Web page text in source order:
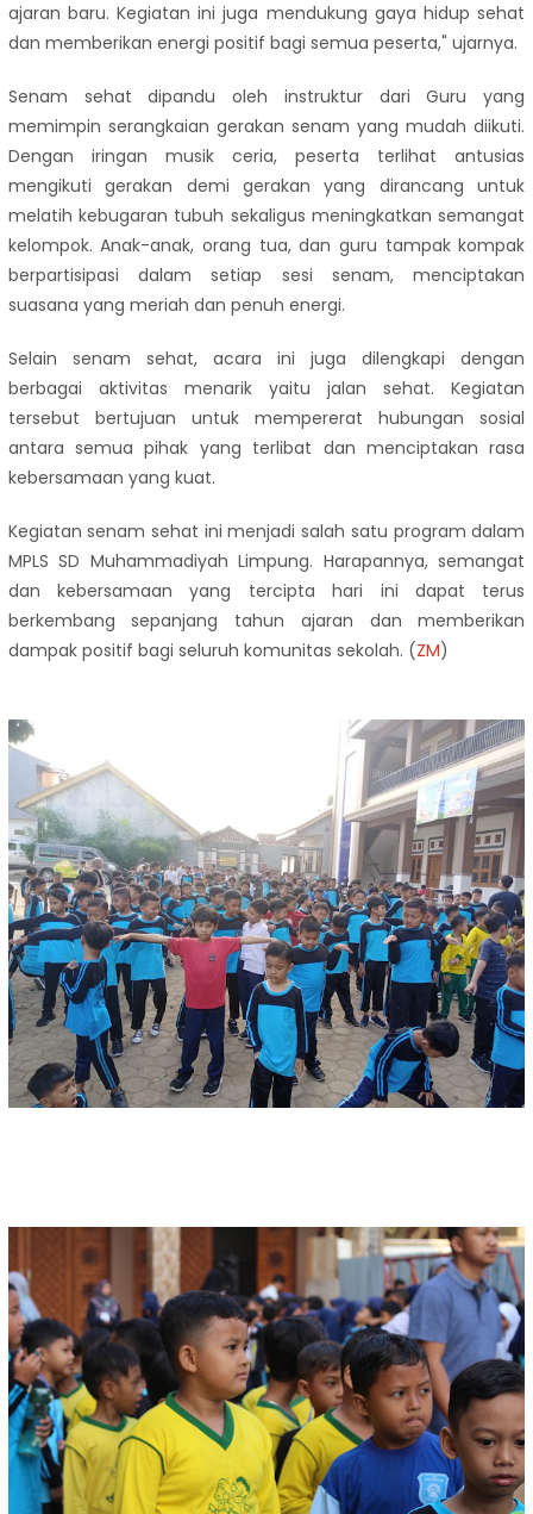
ajaran baru. Kegiatan ini juga mendukung gaya hidup sehat
dan memberikan energi positif bagi semua peserta," ujarnya.
Senam sehat dipandu oleh instruktur dari Guru yang
memimpin serangkaian gerakan senam yang mudah diikuti.
Dengan iringan musik ceria, peserta terlihat antusias
mengikuti gerakan demi gerakan yang dirancang untuk
melatih kebugaran tubuh sekaligus meningkatkan semangat
kelompok. Anak-anak, orang tua, dan guru tampak kompak
berpartisipasi dalam setiap sesi senam, menciptakan
suasana yang meriah dan penuh energi.
Selain senam sehat, acara ini juga dilengkapi dengan
berbagai aktivitas menarik yaitu jalan sehat. Kegiatan
tersebut bertujuan untuk mempererat hubungan sosial
antara semua pihak yang terlibat dan menciptakan rasa
kebersamaan yang kuat.
Kegiatan senam sehat ini menjadi salah satu program dalam
MPLS SD Muhammadiyah Limpung. Harapannya, semangat
dan kebersamaan yang tercipta hari ini dapat terus
berkembang sepanjang tahun ajaran dan memberikan
dampak positif bagi seluruh komunitas sekolah. (ZM)